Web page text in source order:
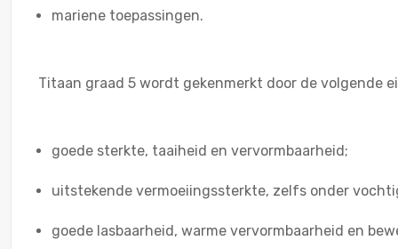
mariene toepassingen.
Titaan graad 5 wordt gekenmerkt door de volgende
goede sterkte, taaiheid en vervormbaarheid;
uitstekende vermoeiingssterkte, zelfs onder
goede lasbaarheid, warme vervormbaarheid en